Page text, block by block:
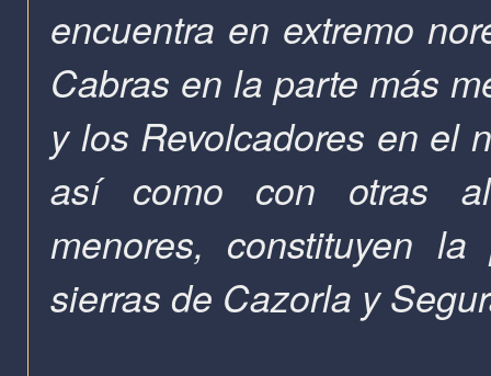
encuentra en extremo
Cabras en la parte más
y los Revolcadores en el n
así como con otras
menores, constituyen
sierras de Cazorla y